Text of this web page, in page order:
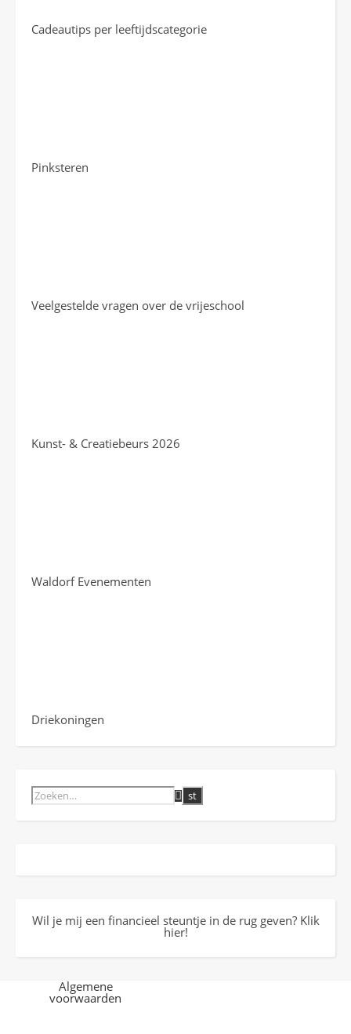
Cadeautips per leeftijdscategorie
Pinksteren
Veelgestelde vragen over de vrijeschool
Kunst- & Creatiebeurs 2026
Waldorf Evenementen
Driekoningen
Wil je mij een financieel steuntje in de rug geven? Klik
hier!
Algemene
voorwaarden